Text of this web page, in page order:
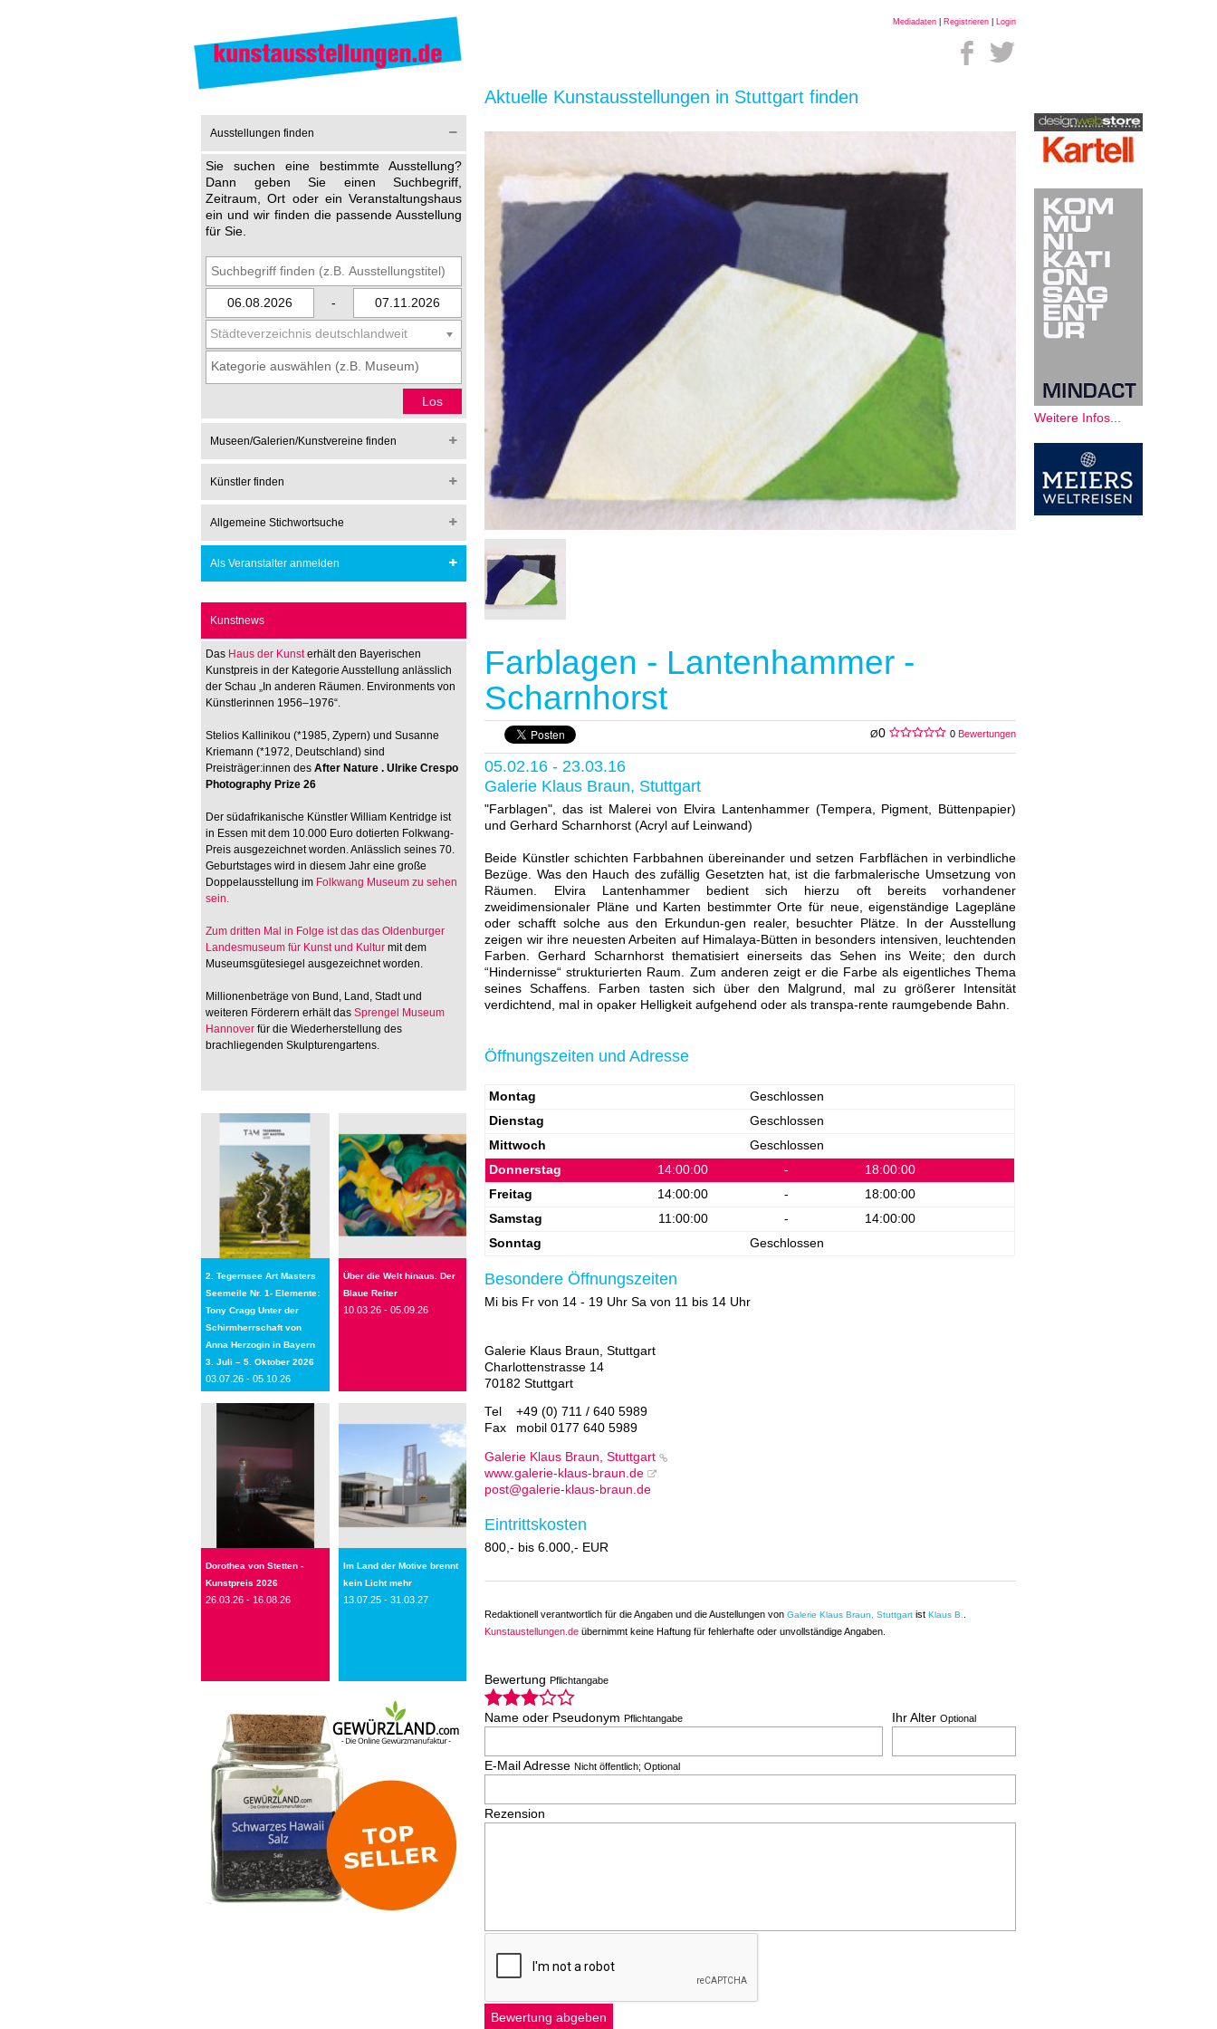
Weitere Infos...
Mediadaten| Registrieren| Login
Aktuelle Kunstausstellungen in Stuttgart finden
Ausstellungen finden
Sie suchen eine bestimmte Ausstellung?
Dann geben Sie einen Suchbegriff,
Zeitraum, Ort oder ein Veranstaltungshaus
ein und wir finden die passende Ausstellung
für Sie.
-
Städteverzeichnis deutschlandweit
Museen/Galerien/Kunstvereine finden
Künstler finden
Allgemeine Stichwortsuche
Als Veranstalter anmelden
Kunstnews
Das Haus der Kunsterhält den Bayerischen
Kunstpreis in der Kategorie Ausstellung anlässlich
der Schau „In anderen Räumen. Environments von
Künstlerinnen 1956–1976“.
Stelios Kallinikou (*1985, Zypern) und Susanne
Kriemann (*1972, Deutschland) sind
Preisträger:innen des After Nature . Ulrike Crespo
Photography Prize 26
Der südafrikanische Künstler William Kentridge ist
in Essen mit dem 10.000 Euro dotierten Folkwang-
Preis ausgezeichnet worden. Anlässlich seines 70.
Geburtstages wird in diesem Jahr eine große
Doppelausstellung im Folkwang Museum zu sehen
sein.
Zum dritten Mal in Folge ist das das Oldenburger
Landesmuseum für Kunst und Kultur mit dem
Museumsgütesiegel ausgezeichnet worden.
Millionenbeträge von Bund, Land, Stadt und
weiteren Förderern erhält das Sprengel Museum
Hannover für die Wiederherstellung des
brachliegenden Skulpturengartens.
2. Tegernsee Art Masters
Seemeile Nr. 1- Elemente:
Tony Cragg Unter der
Schirmherrschaft von
Anna Herzogin in Bayern
3. Juli – 5. Oktober 2026
03.07.26 - 05.10.26
Über die Welt hinaus. Der
Blaue Reiter
10.03.26 - 05.09.26
Dorothea von Stetten -
Kunstpreis 2026
26.03.26 - 16.08.26
Im Land der Motive brennt
kein Licht mehr
13.07.25 - 31.03.27
Farblagen - Lantenhammer -
Scharnhorst
Ø0 0Bewertungen
05.02.16 - 23.03.16
Galerie Klaus Braun, Stuttgart
"Farblagen", das ist Malerei von Elvira Lantenhammer (Tempera, Pigment, Büttenpapier)
und Gerhard Scharnhorst (Acryl auf Leinwand)
Beide Künstler schichten Farbbahnen übereinander und setzen Farbflächen in verbindliche
Bezüge. Was den Hauch des zufällig Gesetzten hat, ist die farbmalerische Umsetzung von
Räumen. Elvira Lantenhammer bedient sich hierzu oft bereits vorhandener
zweidimensionaler Pläne und Karten bestimmter Orte für neue, eigenständige Lagepläne
oder schafft solche aus den Erkundun-gen realer, besuchter Plätze. In der Ausstellung
zeigen wir ihre neuesten Arbeiten auf Himalaya-Bütten in besonders intensiven, leuchtenden
Farben. Gerhard Scharnhorst thematisiert einerseits das Sehen ins Weite; den durch
“Hindernisse“ strukturierten Raum. Zum anderen zeigt er die Farbe als eigentliches Thema
seines Schaffens. Farben tasten sich über den Malgrund, mal zu größerer Intensität
verdichtend, mal in opaker Helligkeit aufgehend oder als transpa-rente raumgebende Bahn.
Öffnungszeiten und Adresse
Montag
Geschlossen
Dienstag
Geschlossen
Mittwoch
Geschlossen
Donnerstag
14:00:00 -
18:00:00
Freitag
14:00:00 -
18:00:00
Samstag
11:00:00 -
14:00:00
Sonntag
Geschlossen
Besondere Öffnungszeiten
Mi bis Fr von 14 - 19 Uhr Sa von 11 bis 14 Uhr
Galerie Klaus Braun, Stuttgart
Charlottenstrasse 14
70182 Stuttgart
Tel
+49 (0) 711 / 640 5989
Fax
mobil 0177 640 5989
Galerie Klaus Braun, Stuttgart
www.galerie-klaus-braun.de
post@galerie-klaus-braun.de
Eintrittskosten
800,- bis 6.000,- EUR
Redaktionell verantwortlich für die Angaben und die Austellungen vonGalerie Klaus Braun, Stuttgart istKlaus B.
Kunstaustellungen.de übernimmt keine Haftung für fehlerhafte oder unvollständige Angaben.
BewertungPflichtangabe
Name oder PseudonymPflichtangabe Ihr AlterOptional
E-Mail AdresseNicht öffentlich; Optional
Rezension